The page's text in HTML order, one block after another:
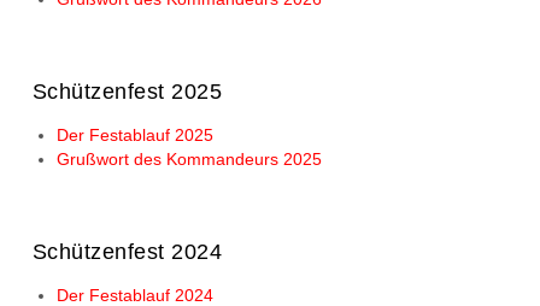
Schützenfest 2025
Der Festablauf 2025
Grußwort des Kommandeurs 2025
Schützenfest 2024
Der Festablauf 2024